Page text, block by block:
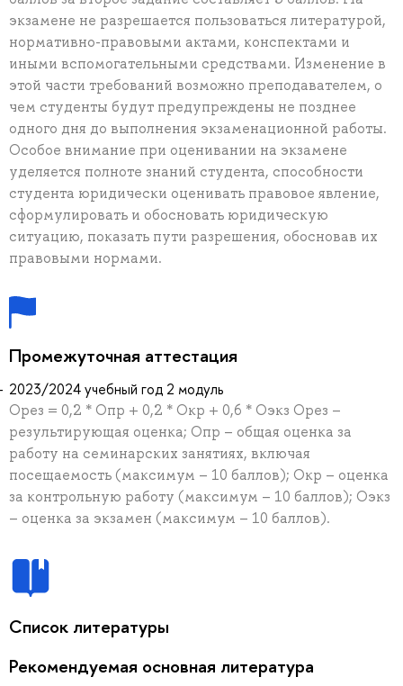
экзамене не разрешается пользоваться литературой,
нормативно-правовыми актами, конспектами и
иными вспомогательными средствами. Изменение в
этой части требований возможно преподавателем, о
чем студенты будут предупреждены не позднее
одного дня до выполнения экзаменационной работы.
Особое внимание при оценивании на экзамене
уделяется полноте знаний студента, способности
студента юридически оценивать правовое явление,
сформулировать и обосновать юридическую
ситуацию, показать пути разрешения, обосновав их
правовыми нормами.
Промежуточная аттестация
2023/2024 учебный год 2 модуль
Орез = 0,2 * Опр + 0,2 * Окр + 0,6 * Оэкз Орез –
результирующая оценка; Опр – общая оценка за
работу на семинарских занятиях, включая
посещаемость (максимум – 10 баллов); Окр – оценка
за контрольную работу (максимум – 10 баллов); Оэкз
– оценка за экзамен (максимум – 10 баллов).
Список литературы
Рекомендуемая основная литература